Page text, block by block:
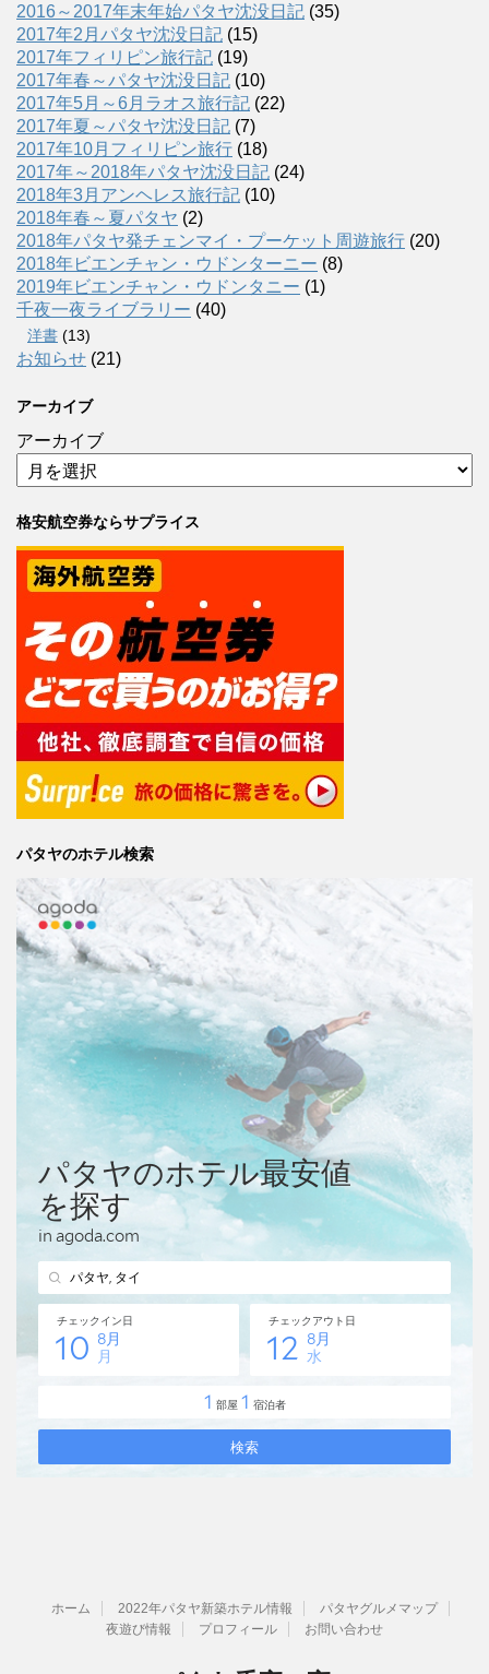
2016～2017年末年始パタヤ沈没日記 (35)
2017年2月パタヤ沈没日記 (15)
2017年フィリピン旅行記 (19)
2017年春～パタヤ沈没日記 (10)
2017年5月～6月ラオス旅行記 (22)
2017年夏～パタヤ沈没日記 (7)
2017年10月フィリピン旅行 (18)
2017年～2018年パタヤ沈没日記 (24)
2018年3月アンヘレス旅行記 (10)
2018年春～夏パタヤ (2)
2018年パタヤ発チェンマイ・プーケット周遊旅行 (20)
2018年ビエンチャン・ウドンターニー (8)
2019年ビエンチャン・ウドンタニー (1)
千夜一夜ライブラリー (40)
洋書 (13)
お知らせ (21)
アーカイブ
アーカイブ
格安航空券ならサプライス
パタヤのホテル検索
ホーム 2022年パタヤ新築ホテル情報
パタヤグルメマップ
夜遊び情報
プロフィール お問い合わせ